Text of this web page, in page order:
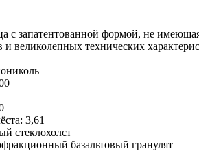
с запатентованной формой, не
и великолепных технических
3,61
стеклохолст
базальтовый гранулят